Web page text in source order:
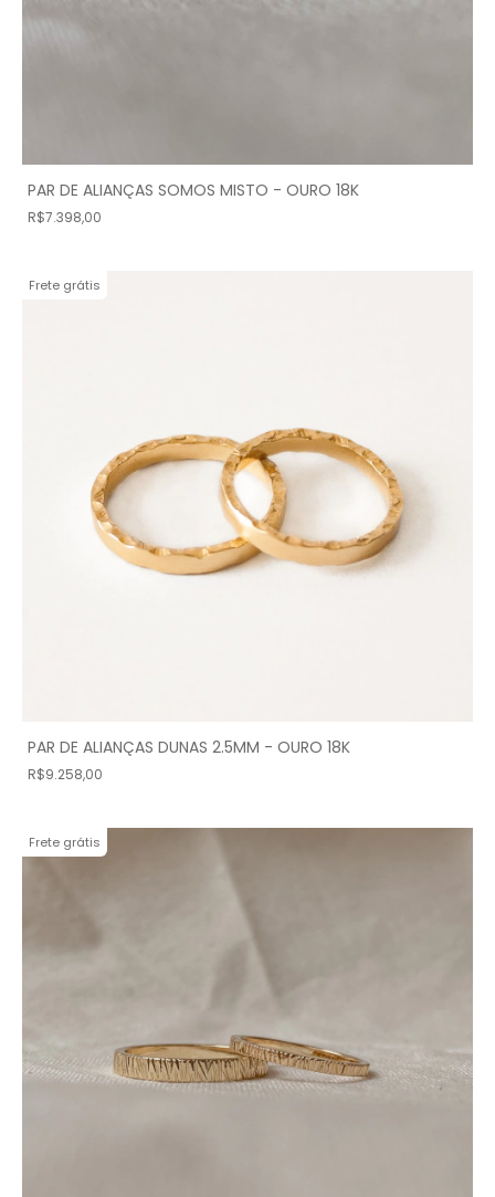
PAR DE ALIANÇAS SOMOS MISTO - OURO 18K
R$7.398,00
Frete grátis
PAR DE ALIANÇAS DUNAS 2.5MM - OURO 18K
R$9.258,00
Frete grátis